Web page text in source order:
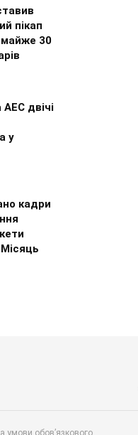
пікап
майже 30
АЕС двічі
у
кадри